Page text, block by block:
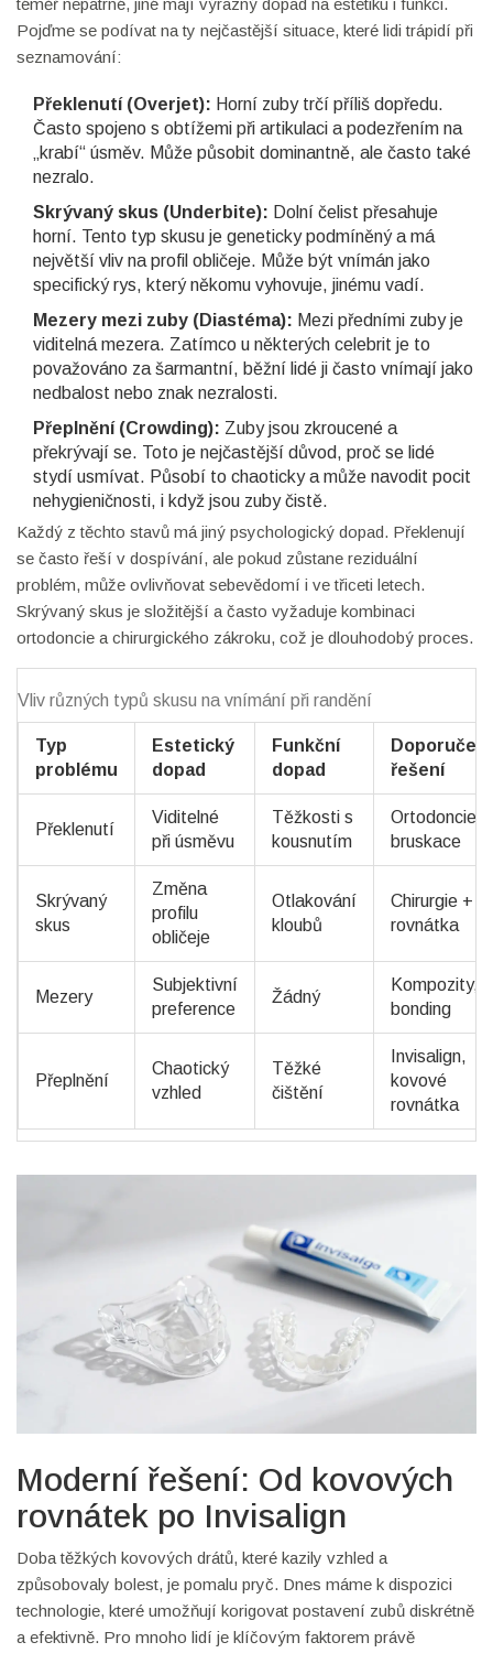
téměř nepatrné, jiné mají výrazný dopad na estetiku i funkci.
Pojďme se podívat na ty nejčastější situace, které lidi trápidí při
seznamování:
Překlenutí (Overjet): Horní zuby trčí příliš dopředu.
Často spojeno s obtížemi při artikulaci a podezřením na
„krabí“ úsměv. Může působit dominantně, ale často také
nezralo.
Skrývaný skus (Underbite): Dolní čelist přesahuje
horní. Tento typ skusu je geneticky podmíněný a má
největší vliv na profil obličeje. Může být vnímán jako
specifický rys, který někomu vyhovuje, jinému vadí.
Mezery mezi zuby (Diastéma): Mezi předními zuby je
viditelná mezera. Zatímco u některých celebrit je to
považováno za šarmantní, běžní lidé ji často vnímají jako
nedbalost nebo znak nezralosti.
Přeplnění (Crowding): Zuby jsou zkroucené a
překrývají se. Toto je nejčastější důvod, proč se lidé
stydí usmívat. Působí to chaoticky a může navodit pocit
nehygieničnosti, i když jsou zuby čistě.
Každý z těchto stavů má jiný psychologický dopad. Překlenují
se často řeší v dospívání, ale pokud zůstane reziduální
problém, může ovlivňovat sebevědomí i ve třiceti letech.
Skrývaný skus je složitější a často vyžaduje kombinaci
ortodoncie a chirurgického zákroku, což je dlouhodobý proces.
Vliv různých typů skusu na vnímání při randění
Typ
problému
Estetický
dopad
Funkční
dopad
řešení
Překlenutí
Viditelné
při úsměvu
Těžkosti s
kousnutím
Ortodoncie,
bruskace
Skrývaný
skus
Změna
profilu
obličeje
Otlakování
kloubů
Chirurgie +
rovnátka
Mezery
Subjektivní
preference
Žádný
Kompozity,
bonding
Přeplnění
Chaotický
vzhled
Těžké
čištění
Invisalign,
kovové
rovnátka
Moderní řešení: Od kovových
rovnátek po Invisalign
Doba těžkých kovových drátů, které kazily vzhled a
způsobovaly bolest, je pomalu pryč. Dnes máme k dispozici
technologie, které umožňují korigovat postavení zubů diskrétně
a efektivně. Pro mnoho lidí je klíčovým faktorem právě